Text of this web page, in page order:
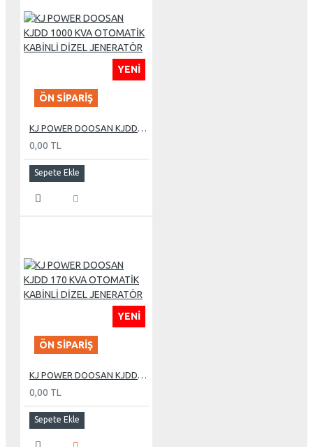
YENI
ÖN SIPARIŞ
KJ POWER DOOSAN KJDD 1000 KVA OTOMATİK KABİNLİ DİZEL JENERATÖR
0,00 TL
Sepete Ekle
YENI
ÖN SIPARIŞ
KJ POWER DOOSAN KJDD 170 KVA OTOMATİK KABİNLİ DİZEL JENERATÖR
0,00 TL
Sepete Ekle